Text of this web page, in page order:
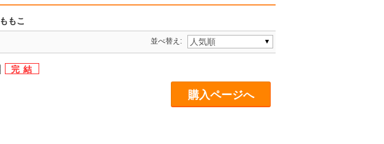
ももこ
並べ替え:
購入ページへ